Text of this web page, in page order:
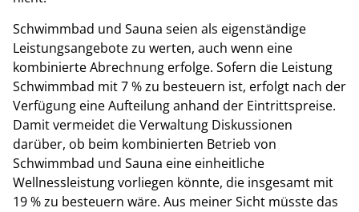
Schwimmbad und Sauna seien als eigenständige
Leistungsangebote zu werten, auch wenn eine
kombinierte Abrechnung erfolge. Sofern die Leistung
Schwimmbad mit 7 % zu besteuern ist, erfolgt nach der
Verfügung eine Aufteilung anhand der Eintrittspreise.
Damit vermeidet die Verwaltung Diskussionen
darüber, ob beim kombinierten Betrieb von
Schwimmbad und Sauna eine einheitliche
Wellnessleistung vorliegen könnte, die insgesamt mit
19 % zu besteuern wäre. Aus meiner Sicht müsste das